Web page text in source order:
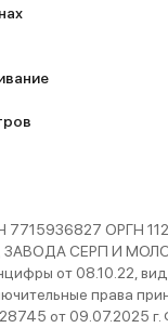
ОРГН
СЕРП И МОЛОТ,
от 08.10.22, вид
права
от 09.07.2025